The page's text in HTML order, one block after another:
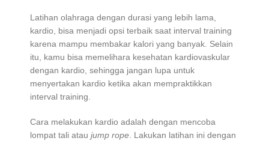
Latihan olahraga dengan durasi yang lebih lama,
kardio, bisa menjadi opsi terbaik saat interval training
karena mampu membakar kalori yang banyak. Selain
itu, kamu bisa memelihara kesehatan kardiovaskular
dengan kardio, sehingga jangan lupa untuk
menyertakan kardio ketika akan mempraktikkan
interval training.
Cara melakukan kardio adalah dengan mencoba
lompat tali atau jump rope . Lakukan latihan ini dengan